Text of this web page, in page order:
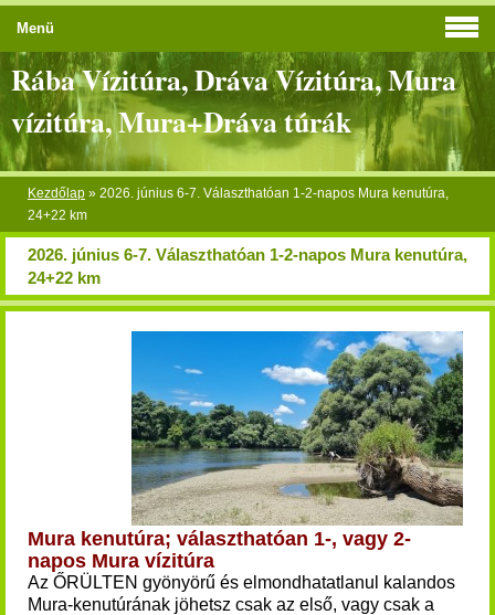
Rába Vízitúra, Dráva Vízitúra, Mura
vízitúra, Mura+Dráva túrák
Kezdőlap » 2026. június 6-7. Választhatóan 1-2-napos Mura kenutúra,
24+22 km
2026. június 6-7. Választhatóan 1-2-napos Mura kenutúra,
24+22 km
Mura kenutúra; választhatóan 1-, vagy 2-
napos Mura vízitúra
Az ŐRÜLTEN gyönyörű és elmondhatatlanul kalandos
Mura-kenutúrának jöhetsz csak az első, vagy csak a
Menü